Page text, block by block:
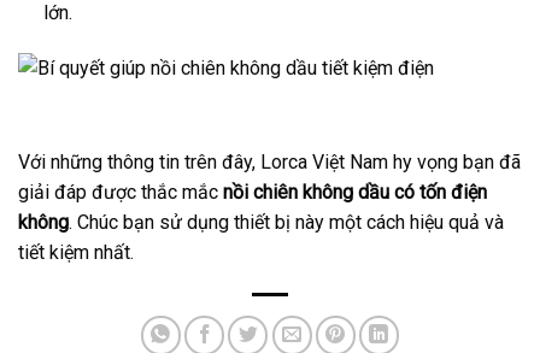
lớn.
Với những thông tin trên đây, Lorca Việt Nam hy vọng bạn đã
giải đáp được thắc mắc nồi chiên không dầu có tốn điện
không. Chúc bạn sử dụng thiết bị này một cách hiệu quả và
tiết kiệm nhất.